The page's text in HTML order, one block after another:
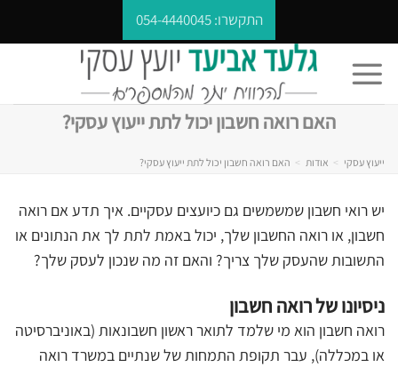
content
התקשרו:054-4440045
האם רואה חשבון יכול לתת ייעוץ עסקי?
ייעוץ עסקי > אודות > האם רואה חשבון יכול לתת ייעוץ עסקי?
יש רואי חשבון שמשמשים גם כיועצים עסקיים. איך תדע אם רואה
חשבון, או רואה החשבון שלך, יכול באמת לתת לך את הנתונים או
התשובות שהעסק שלך צריך? והאם זה מה שנכון לעסק שלך?
ניסיונו של רואה חשבון
רואה חשבון הוא מי שלמד לתואר ראשון חשבונאות (באוניברסיטה
או במכללה), עבר תקופת התמחות של שנתיים במשרד רואה